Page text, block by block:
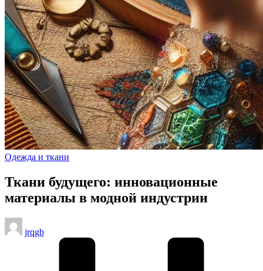
Опубликовано
Одежда и ткани
Ткани будущего: инновационные
материалы в модной индустрии
Запись
от
jrqgb